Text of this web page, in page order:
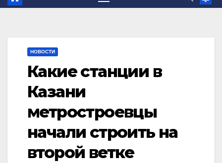
НОВОСТИ
Какие станции в
Казани
метростроевцы
начали строить на
второй ветке